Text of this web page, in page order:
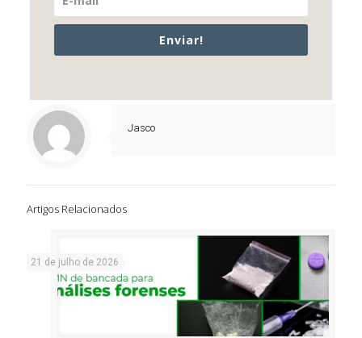
Enviar!
Jasco
Artigos Relacionados
21 de julho de 2026